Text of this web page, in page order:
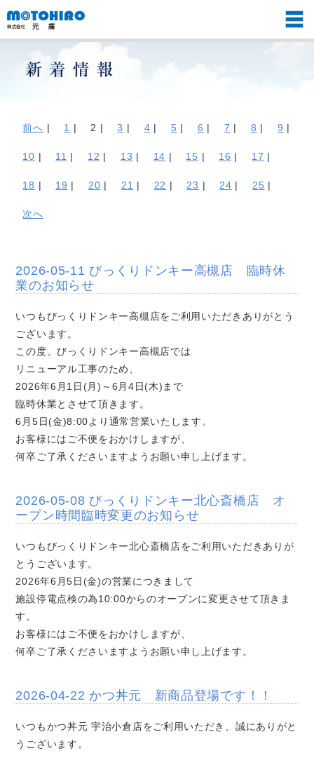
前へ | 1 | 2 | 3 | 4 | 5 | 6 | 7 | 8 | 9 |
10 | 11 | 12 | 13 | 14 | 15 | 16 | 17 |
18 | 19 | 20 | 21 | 22 | 23 | 24 | 25 |
次へ
2026-05-11 びっくりドンキー高槻店 臨時休
業のお知らせ
いつもびっくりドンキー高槻店をご利用いただきありがとう
ございます。
この度、びっくりドンキー高槻店では
リニューアル工事のため、
2026年6月1日(月)～6月4日(木)まで
臨時休業とさせて頂きます。
6月5日(金)8:00より通常営業いたします。
お客様にはご不便をおかけしますが、
何卒ご了承くださいますようお願い申し上げます。
2026-05-08 びっくりドンキー北心斎橋店 オ
ープン時間臨時変更のお知らせ
いつもびっくりドンキー北心斎橋店をご利用いただきありが
とうございます。
2026年6月5日(金)の営業につきまして
施設停電点検の為10:00からのオープンに変更させて頂きま
す。
お客様にはご不便をおかけしますが、
何卒ご了承くださいますようお願い申し上げます。
2026-04-22 かつ丼元 新商品登場です！！
いつもかつ丼元 宇治小倉店をご利用いただき、誠にありがと
うございます。